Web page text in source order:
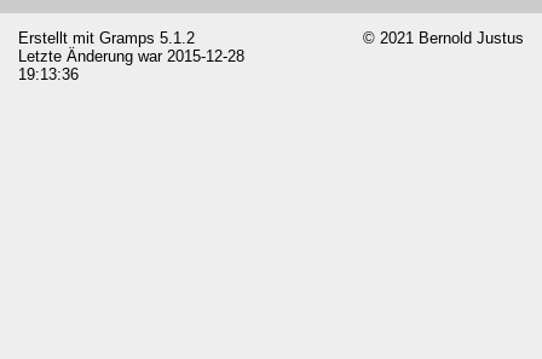
Erstellt mit Gramps 5.1.2
Letzte Änderung war 2015-12-28
19:13:36
© 2021 Bernold Justus